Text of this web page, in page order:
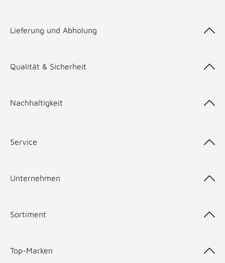
Lieferung und Abholung
Qualität & Sicherheit
Nachhaltigkeit
Service
Unternehmen
Sortiment
Top-Marken